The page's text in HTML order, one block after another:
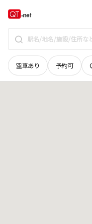
空車あり 予約可
秋田県